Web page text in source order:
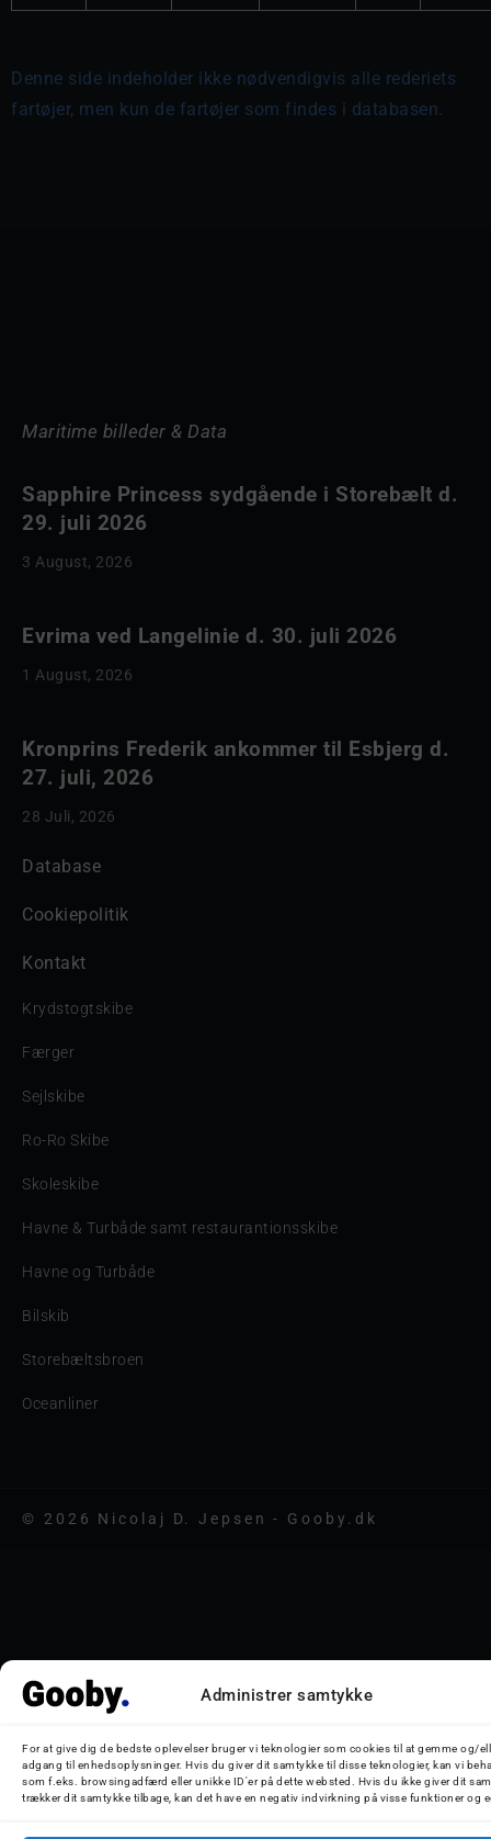
Administrer samtykke
For at give dig de bedste oplevelser bruger vi teknologier som cookies til at gemme og/
adgang til enhedsoplysninger. Hvis du giver dit samtykke til disse teknologier, kan vi
som f.eks. browsingadfærd eller unikke ID'er på dette websted. Hvis du ikke giver dit
trækker dit samtykke tilbage, kan det have en negativ indvirkning på visse funktioner og
Denne side indeholder ikke nødvendigvis alle rederiets
fartøjer, men kun de fartøjer som findes i databasen.
Maritime billeder & Data
Sapphire Princess sydgående i Storebælt d.
29. juli 2026
3 August, 2026
Evrima ved Langelinie d. 30. juli 2026
1 August, 2026
Kronprins Frederik ankommer til Esbjerg d.
27. juli, 2026
28 Juli, 2026
Database
Cookiepolitik
Kontakt
Krydstogtskibe
Færger
Sejlskibe
Ro-Ro Skibe
Skoleskibe
Havne & Turbåde samt restaurantionsskibe
Havne og Turbåde
Bilskib
Storebæltsbroen
Oceanliner
© 2026 Nicolaj D. Jepsen - Gooby.dk